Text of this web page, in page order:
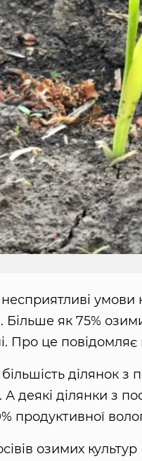
несприятливі
Більше як 75%
Про це
ділянок
деякі ділянки з
продуктивної
озимих